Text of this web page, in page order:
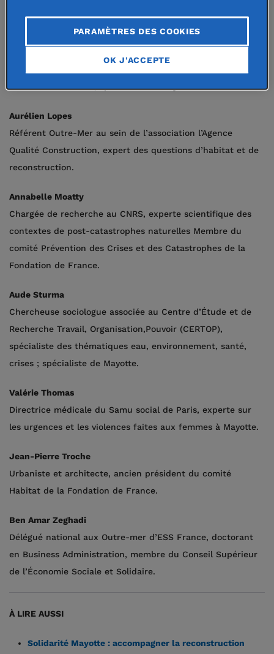
Panthéon-Sorbonne, spécialiste de Mayotte.
Aurélien Lopes
Référent Outre-Mer au sein de l’association l’Agence
Qualité Construction, expert des questions d’habitat et de
reconstruction.
Annabelle Moatty
Chargée de recherche au CNRS, experte scientifique des
contextes de post-catastrophes naturelles Membre du
comité Prévention des Crises et des Catastrophes de la
Fondation de France.
Aude Sturma
Chercheuse sociologue associée au Centre d’Étude et de
Recherche Travail, Organisation,Pouvoir (CERTOP),
spécialiste des thématiques eau, environnement, santé,
crises ; spécialiste de Mayotte.
Valérie Thomas
Directrice médicale du Samu social de Paris, experte sur
les urgences et les violences faites aux femmes à Mayotte.
Jean-Pierre Troche
Urbaniste et architecte, ancien président du comité
Habitat de la Fondation de France.
Ben Amar Zeghadi
Délégué national aux Outre-mer d’ESS France, doctorant
en Business Administration, membre du Conseil Supérieur
de l’Économie Sociale et Solidaire.
À LIRE AUSSI
Solidarité Mayotte : accompagner la reconstruction
PARAMÈTRES DES COOKIES
OK J'ACCEPTE